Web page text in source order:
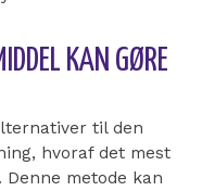
KAN GØRE
til den
hvoraf det mest
metode kan